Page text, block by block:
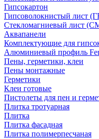
Гипсокартон
Гипсоволокнистый лист
Стекломагниевый лист
Аквапанели
Комплектующие для
Алюминиевый профиль
Пены, герметики, клеи
Пены монтажные
Герметики
Клеи готовые
Пистолеты для пен и
Плитка тротуарная
Плитка
Плитка фасадная
Плитка полимерпесчаная